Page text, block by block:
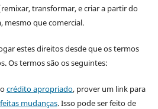
transformar, e criar a partir do
mesmo que comercial.
estes direitos desde que os termos
Os termos são os seguintes:
crédito apropriado, prover um link para
mudanças. Isso pode ser feito de